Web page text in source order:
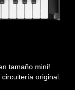
tamaño mini!
original.